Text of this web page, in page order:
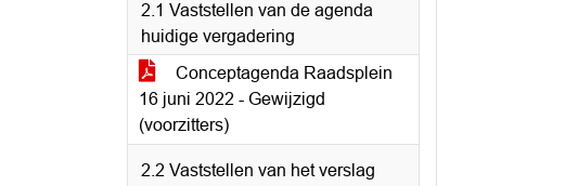
2.1 Vaststellen van de agenda
huidige vergadering
Conceptagenda Raadsplein
16 juni 2022 - Gewijzigd
(voorzitters)
2.2 Vaststellen van het verslag